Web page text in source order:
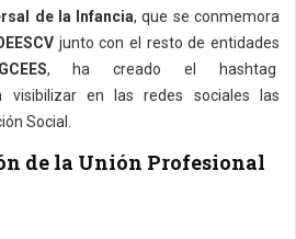
de la Infancia, que se conmemora
junto con el resto de entidades
, ha creado el hashtag
visibilizar en las redes sociales las
Social.
de la Unión Profesional